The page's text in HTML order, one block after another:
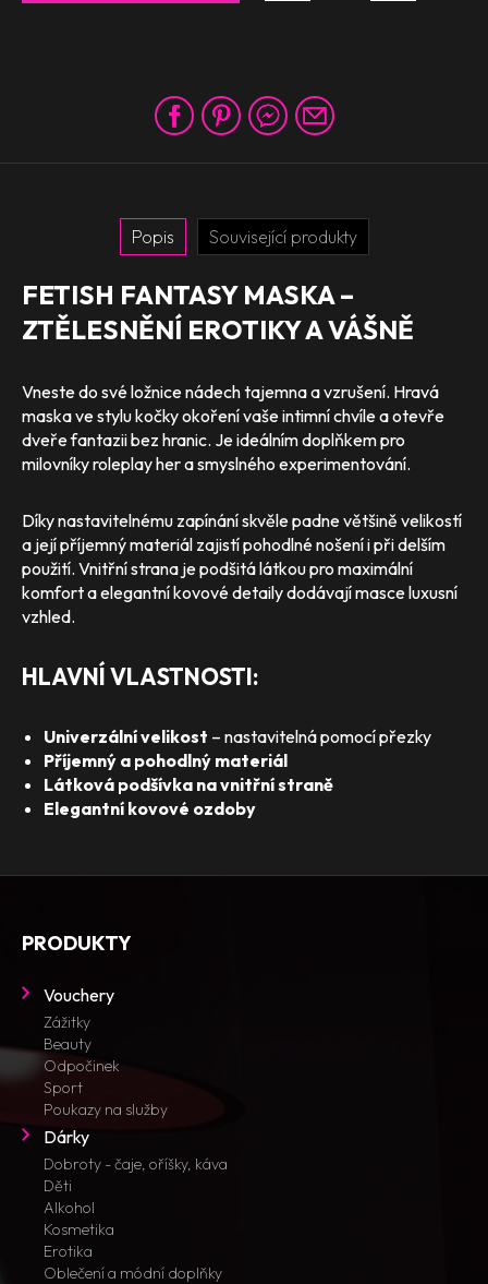
Popis Související produkty
FETISH FANTASY MASKA –
ZTĚLESNĚNÍ EROTIKY A VÁŠNĚ
Vneste do své ložnice nádech tajemna a vzrušení. Hravá
maska ve stylu kočky okoření vaše intimní chvíle a otevře
dveře fantazii bez hranic. Je ideálním doplňkem pro
milovníky roleplay her a smyslného experimentování.
Díky nastavitelnému zapínání skvěle padne většině velikostí
a její příjemný materiál zajistí pohodlné nošení i při delším
použití. Vnitřní strana je podšitá látkou pro maximální
komfort a elegantní kovové detaily dodávají masce luxusní
vzhled.
HLAVNÍ VLASTNOSTI:
Univerzální velikost – nastavitelná pomocí přezky
Příjemný a pohodlný materiál
Látková podšívka na vnitřní straně
Elegantní kovové ozdoby
PRODUKTY
Vouchery
Zážitky
Beauty
Odpočinek
Sport
Poukazy na služby
Dárky
Dobroty - čaje, oříšky, káva
Děti
Alkohol
Kosmetika
Erotika
Oblečení a módní doplňky